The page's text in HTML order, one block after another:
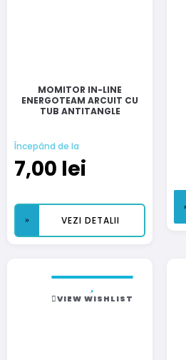
MOMITOR IN-LINE
ENERGOTEAM ARCUIT CU
TUB ANTITANGLE
Începând de la
7,00 lei
VEZI DETALII
VIEW WISHLIST